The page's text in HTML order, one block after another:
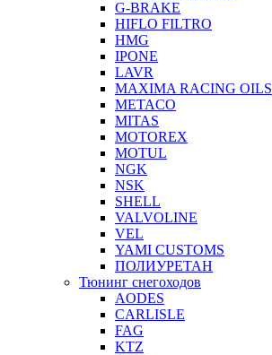
G-BRAKE
HIFLO FILTRO
HMG
IPONE
LAVR
MAXIMA RACING OILS
METACO
MITAS
MOTOREX
MOTUL
NGK
NSK
SHELL
VALVOLINE
VEL
YAMI CUSTOMS
ПОЛИУРЕТАН
Тюнинг снегоходов
AODES
CARLISLE
FAG
KTZ